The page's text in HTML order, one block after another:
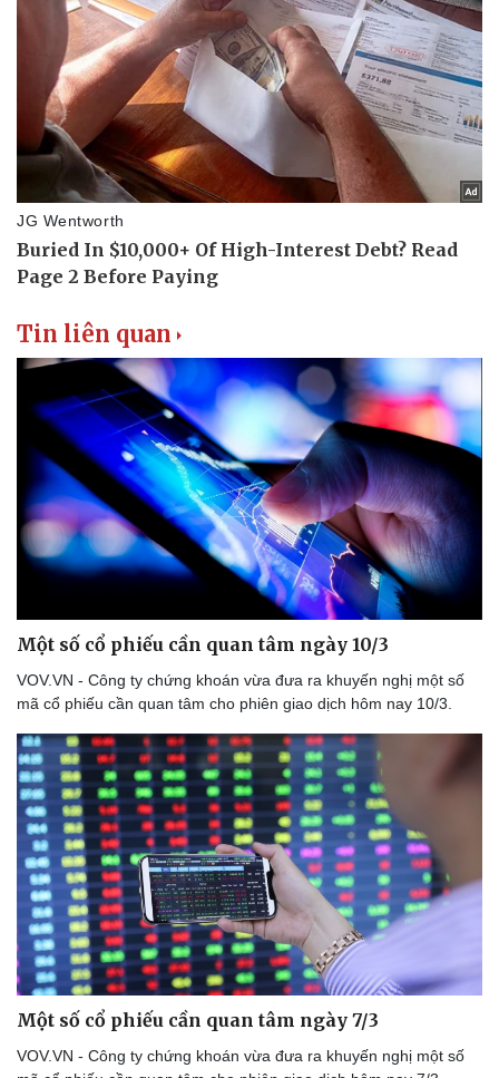
Tin liên quan
Một số cổ phiếu cần quan tâm ngày 10/3
VOV.VN - Công ty chứng khoán vừa đưa ra khuyến nghị một số
mã cổ phiếu cần quan tâm cho phiên giao dịch hôm nay 10/3.
Một số cổ phiếu cần quan tâm ngày 7/3
VOV.VN - Công ty chứng khoán vừa đưa ra khuyến nghị một số